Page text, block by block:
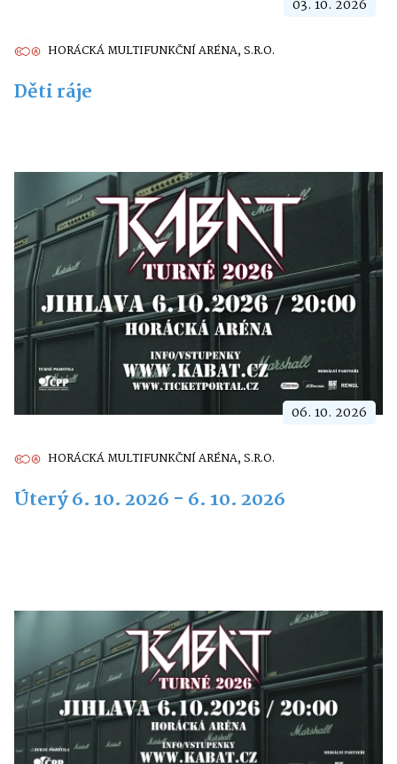
03. 10. 2026
HORÁCKÁ MULTIFUNKČNÍ ARÉNA, S.R.O.
Děti ráje
06. 10. 2026
HORÁCKÁ MULTIFUNKČNÍ ARÉNA, S.R.O.
Úterý 6. 10. 2026 - 6. 10. 2026